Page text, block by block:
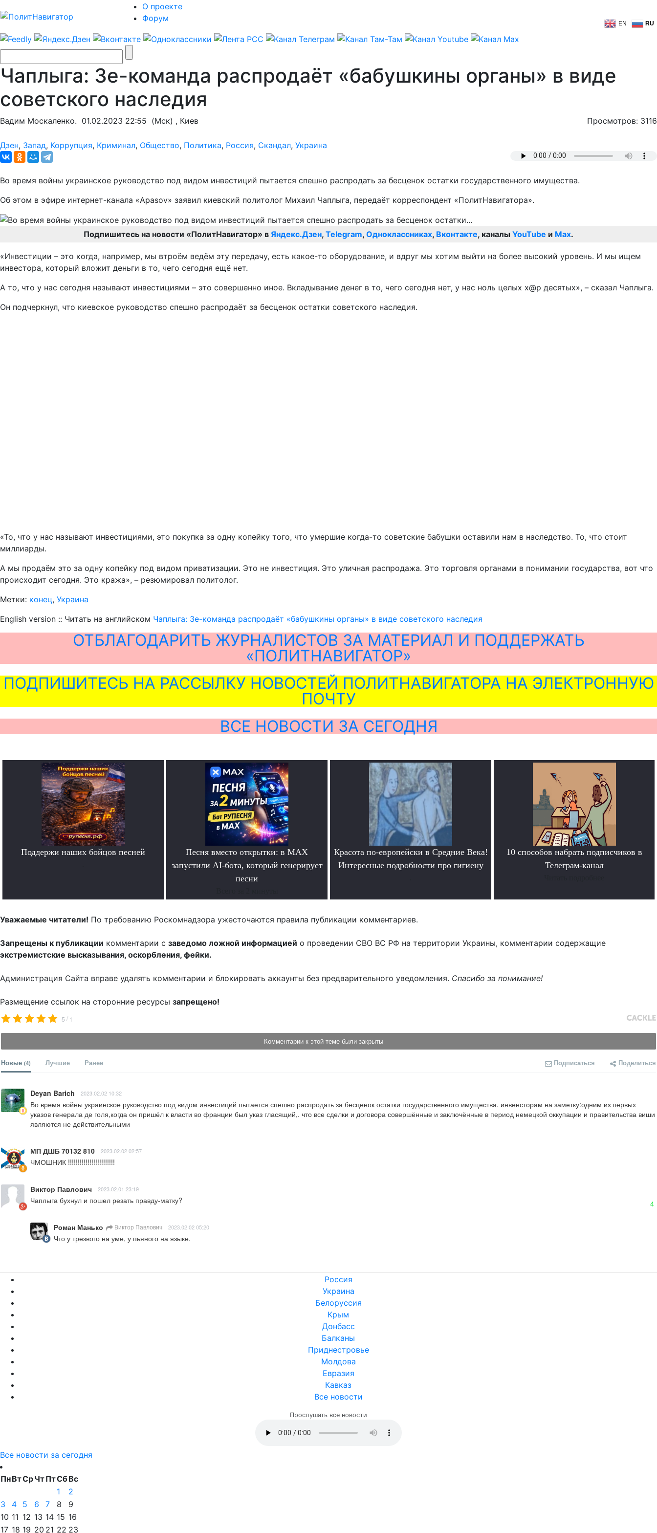
О проекте
Форум
EN RU
Чаплыга: Зе-команда распродаёт «бабушкины органы» в виде
советского наследия
Вадим Москаленко. 01.02.2023 22:55 (Мск) , Киев Просмотров: 3116
Дзен, Запад, Коррупция, Криминал, Общество, Политика, Россия, Скандал, Украина
Во время войны украинское руководство под видом инвестиций пытается спешно распродать за бесценок остатки государственного имущества.
Об этом в эфире интернет-канала «Apasov» заявил киевский политолог Михаил Чаплыга, передаёт корреспондент «ПолитНавигатора».
Подпишитесь на новости «ПолитНавигатор» в Яндекс.Дзен, Telegram, Одноклассниках, Вконтакте, каналы YouTube и Max.
«Инвестиции – это когда, например, мы втроём ведём эту передачу, есть какое-то оборудование, и вдруг мы хотим выйти на более высокий уровень. И мы ищем
инвестора, который вложит деньги в то, чего сегодня ещё нет.
А то, что у нас сегодня называют инвестициями – это совершенно иное. Вкладывание денег в то, чего сегодня нет, у нас ноль целых х@р десятых», – сказал Чаплыга.
Он подчеркнул, что киевское руководство спешно распродаёт за бесценок остатки советского наследия.
«То, что у нас называют инвестициями, это покупка за одну копейку того, что умершие когда-то советские бабушки оставили нам в наследство. То, что стоит
миллиарды.
А мы продаём это за одну копейку под видом приватизации. Это не инвестиция. Это уличная распродажа. Это торговля органами в понимании государства, вот что
происходит сегодня. Это кража», – резюмировал политолог.
Метки: конец, Украина
English version :: Читать на английском Чаплыга: Зе-команда распродаёт «бабушкины органы» в виде советского наследия
ОТБЛАГОДАРИТЬ ЖУРНАЛИСТОВ ЗА МАТЕРИАЛ И ПОДДЕРЖАТЬ
«ПОЛИТНАВИГАТОР»
ПОДПИШИТЕСЬ НА РАССЫЛКУ НОВОСТЕЙ ПОЛИТНАВИГАТОРА НА ЭЛЕКТРОННУЮ
ПОЧТУ
ВСЕ НОВОСТИ ЗА СЕГОДНЯ
Поддержи наших бойцов песней
Песня вместо открытки: в MAX
запустили AI-бота, который генерирует
песни
Красота по-европейски в Средние Века!
Интересные подробности про гигиену
10 способов набрать подписчиков в
Телеграм-канал
Уважаемые читатели! По требованию Роскомнадзора ужесточаются правила публикации комментариев.
Запрещены к публикации комментарии с заведомо ложной информацией о проведении СВО ВС РФ на территории Украины, комментарии содержащие
экстремистские высказывания, оскорбления, фейки.
Администрация Сайта вправе удалять комментарии и блокировать аккаунты без предварительного уведомления. Спасибо за понимание!
Размещение ссылок на сторонние ресурсы запрещено!
5 / 1
Комментарии к этой теме были закрыты
Новые (4) Лучшие Ранее Подписаться Поделиться
Deyan Barich 2023.02.02 10:32
Во время войны украинское руководство под видом инвестиций пытается спешно распродать за бесценок остатки государственного имущества. инвенсторам на заметку:одним из первых
указов генерала де голя,когда он пришёл к власти во франции был указ гласящий,. что все сделки и договора совершённые и заключённые в период немецкой оккупации и правительства виши
являются не действительными
МП ДШБ 70132 810 2023.02.02 02:57
ЧМОШНИК !!!!!!!!!!!!!!!!!!!!!!!!
Виктор Павлович 2023.02.01 23:19
Чаплыга бухнул и пошел резать правду-матку? 4
Роман Манько Виктор Павлович 2023.02.02 05:20
Что у трезвого на уме, у пьяного на языке.
Россия
Украина
Белоруссия
Крым
Донбасс
Балканы
Приднестровье
Молдова
Евразия
Кавказ
Все новости
Прослушать все новости
Все новости за сегодня
ПнВтСрЧтПтСбВс
1
2
3
4 5 6 7 8
9
10 11 12 13 14 15 16
17 18 19 20 21 22 23